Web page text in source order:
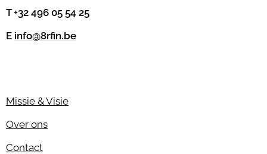
T +32 496 05 54 25
E info@8rfin.be
Missie & Visie
Over ons
Contact